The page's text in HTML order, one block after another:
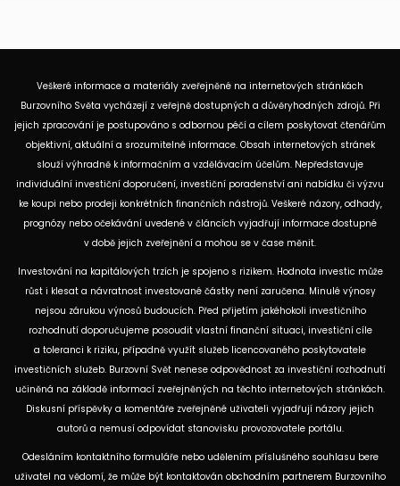
Veškeré informace a materiály zveřejněné na internetových stránkách
Burzovního Světa vycházejí z veřejně dostupných a důvěryhodných zdrojů. Při
jejich zpracování je postupováno s odbornou péčí a cílem poskytovat čtenářům
objektivní, aktuální a srozumitelné informace. Obsah internetových stránek
slouží výhradně k informačním a vzdělávacím účelům. Nepředstavuje
individuální investiční doporučení, investiční poradenství ani nabídku či výzvu
ke koupi nebo prodeji konkrétních finančních nástrojů. Veškeré názory, odhady,
prognózy nebo očekávání uvedené v článcích vyjadřují informace dostupné
v době jejich zveřejnění a mohou se v čase měnit.
Investování na kapitálových trzích je spojeno s rizikem. Hodnota investic může
růst i klesat a návratnost investované částky není zaručena. Minulé výnosy
nejsou zárukou výnosů budoucích. Před přijetím jakéhokoli investičního
rozhodnutí doporučujeme posoudit vlastní finanční situaci, investiční cíle
a toleranci k riziku, případně využít služeb licencovaného poskytovatele
investičních služeb. Burzovní Svět nenese odpovědnost za investiční rozhodnutí
učiněná na základě informací zveřejněných na těchto internetových stránkách.
Diskusní příspěvky a komentáře zveřejněné uživateli vyjadřují názory jejich
autorů a nemusí odpovídat stanovisku provozovatele portálu.
Odesláním kontaktního formuláře nebo udělením příslušného souhlasu bere
uživatel na vědomí, že může být kontaktován obchodním partnerem Burzovního